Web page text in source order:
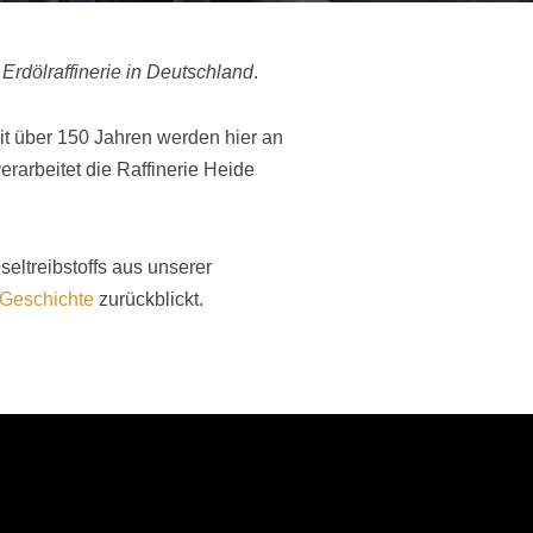
in Deutschland.
über 150 Jahren werden hier an
die Raffinerie Heide
aus unserer
zurückblickt.